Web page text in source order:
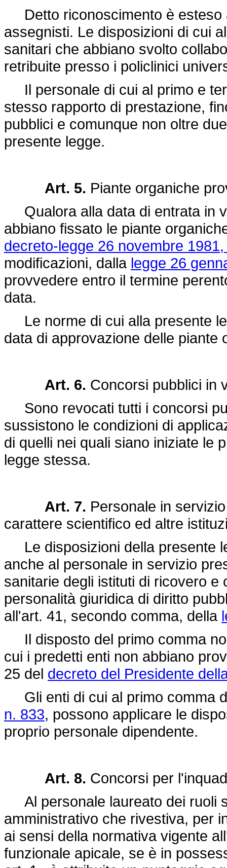
Detto riconoscimento è esteso
assegnisti. Le disposizioni di cui
sanitari che abbiano svolto
retribuite presso i policlinici
Il personale di cui al primo e
stesso rapporto di prestazione,
pubblici e comunque non oltre
presente legge.
Art. 5. Piante organiche
Qualora alla data di entrata in
abbiano fissato le piante
decreto-legge 26 novembre
modificazioni, dalla legge 26
provvedere entro il termine
data.
Le norme di cui alla presente
data di approvazione delle piante
Art. 6. Concorsi pubblici in
Sono revocati tutti i concorsi
sussistono le condizioni di
di quelli nei quali siano iniziate le
legge stessa.
Art. 7. Personale in
carattere scientifico ed altre
Le disposizioni della presente
anche al personale in servizio
sanitarie degli istituti di ricovero
personalità giuridica di diritto
all'art. 41, secondo comma, della
Il disposto del primo comma
cui i predetti enti non abbiano
25 del decreto del Presidente
Gli enti di cui al primo comma
n. 833, possono applicare le
proprio personale dipendente.
Art. 8. Concorsi per
Al personale laureato dei ruoli
amministrativo che rivestiva, per
ai sensi della normativa vigente
funzionale apicale, se è in